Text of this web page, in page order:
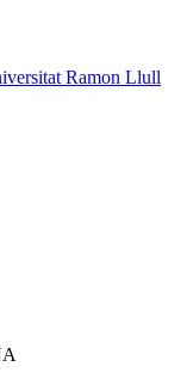
Ramon Llull